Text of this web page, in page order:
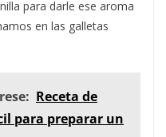
para darle ese aroma
en las galletas
Receta de
para preparar un